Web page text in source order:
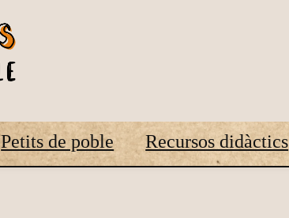
Petits de poble Recursos didàctics